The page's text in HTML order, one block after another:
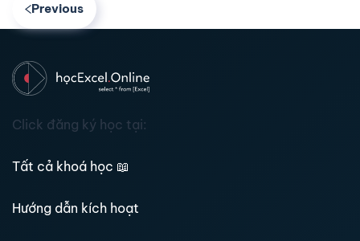
Previous
Click đăng ký học tại:
Tất cả khoá học 📖
Hướng dẫn kích hoạt